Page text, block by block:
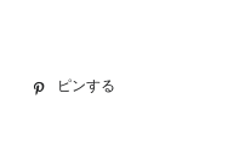
Twitter ピンする